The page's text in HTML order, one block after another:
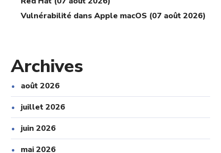
Vulnérabilité dans Apple macOS (07 août 2026)
Archives
août 2026
juillet 2026
juin 2026
mai 2026